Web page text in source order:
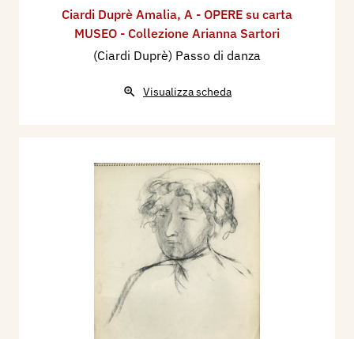
Ciardi Duprè Amalia, A - OPERE su carta
MUSEO - Collezione Arianna Sartori
(Ciardi Duprè) Passo di danza
Visualizza scheda